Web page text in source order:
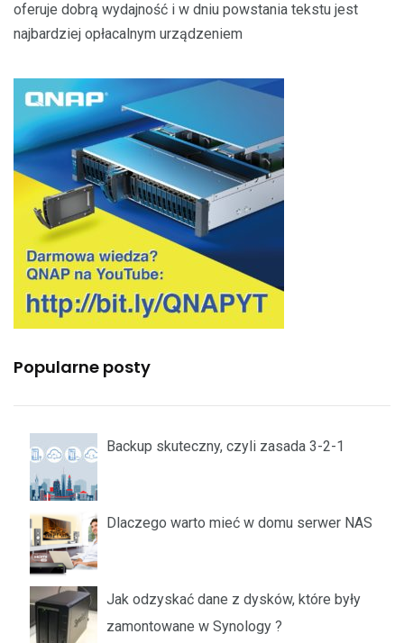
oferuje dobrą wydajność i w dniu powstania tekstu jest
najbardziej opłacalnym urządzeniem
Popularne posty
Backup skuteczny, czyli zasada 3-2-1
Dlaczego warto mieć w domu serwer NAS
Jak odzyskać dane z dysków, które były
zamontowane w Synology ?